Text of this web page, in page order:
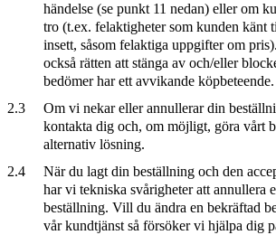
händelse (se punkt 11 nedan) eller om
tro (t.ex. felaktigheter som kunden känt
insett, såsom felaktiga uppgifter om
också rätten att stänga av och/eller
bedömer har ett avvikande köpbeteende.
2.3
Om vi nekar eller annullerar din
kontakta dig och, om möjligt, göra vårt
alternativ lösning.
2.4
När du lagt din beställning och den
har vi tekniska svårigheter att annullera
beställning. Vill du ändra en bekräftad
vår kundtjänst så försöker vi hjälpa dig